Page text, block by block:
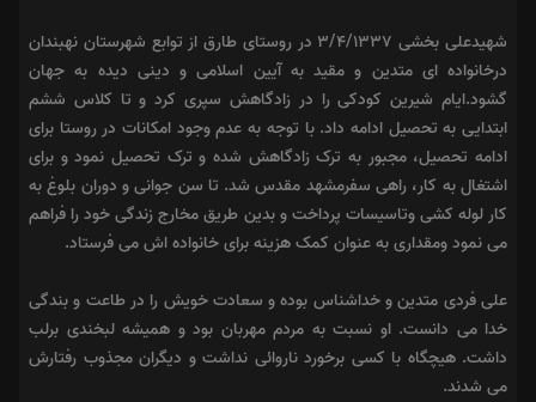
شهیدعلی بخشی 3/4/1337 در روستای طارق از توابع شهرستان نهبندان
درخانواده ای متدین و مقید به آیین اسلامی و دینی دیده به جهان
گشود.ایام شیرین کودکی را در زادگاهش سپری کرد و تا کلاس ششم
ابتدایی به تحصیل ادامه داد. با توجه به عدم وجود امکانات در روستا برای
ادامه تحصیل، مجبور به ترک زادگاهش شده و ترک تحصیل نمود و برای
اشتغال به کار، راهی سفرمشهد مقدس شد. تا سن جوانی و دوران بلوغ به
کار لوله کشی وتاسیسات پرداخت و بدین طریق مخارج زندگی خود را فراهم
می نمود ومقداری به عنوان کمک هزینه برای خانواده اش می فرستاد.
علی فردی متدین و خداشناس بوده و سعادت خویش را در طاعت و بندگی
خدا می دانست. او نسبت به مردم مهربان بود و همیشه لبخندی برلب
داشت. هیچگاه با کسی برخورد ناروائی نداشت و دیگران مجذوب رفتارش
می شدند.